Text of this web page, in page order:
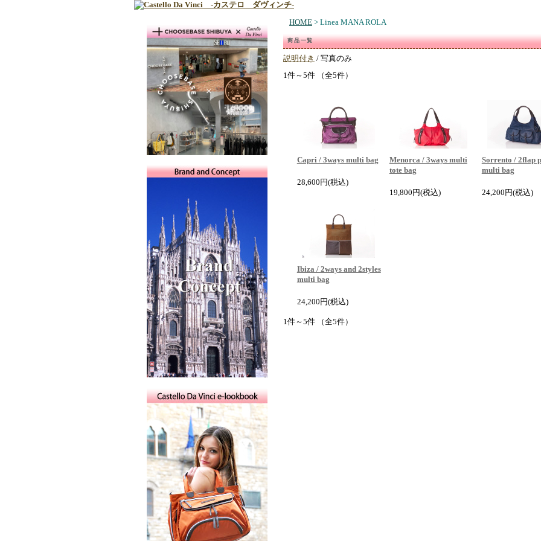
HOME > Linea MANA ROLA
商品一覧
説明付き / 写真のみ
1件～5件 （全5件）
Capri / 3ways multi bag
28,600円(税込)
Menorca / 3ways multi
tote bag
19,800円(税込)
Sorrento / 2flap
multi bag
24,200円(税込)
Ibiza / 2ways and 2styles
multi bag
24,200円(税込)
1件～5件 （全5件）